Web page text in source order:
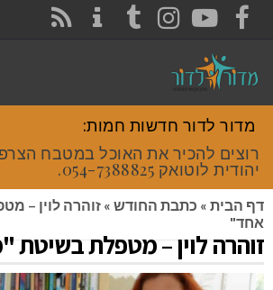
FACEBOOK
YOUTUBE
INSTAGRAM
TUMBLR
מדור לדור חדשות חמות:
רוצים להכיר את האוכל במטבח
יהודית לוטואק 054-7388825.
דף הבית » כתבת החודש » זוהרה לוין –
אחד"
זוהרה לוין – מטפלת